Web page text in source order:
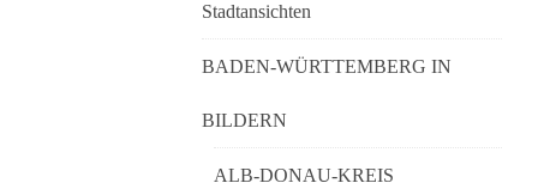
Stadtansichten
BADEN-WÜRTTEMBERG IN
BILDERN
ALB-DONAU-KREIS